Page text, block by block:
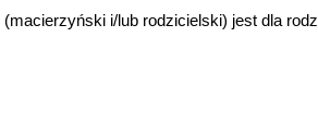
i/lub rodzicielski) jest dla